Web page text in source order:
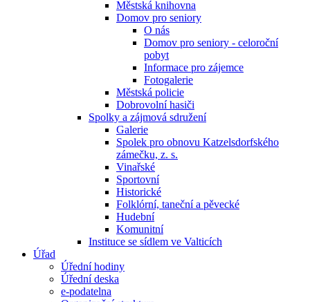
Městská knihovna
Domov pro seniory
O nás
Domov pro seniory - celoroční
pobyt
Informace pro zájemce
Fotogalerie
Městská policie
Dobrovolní hasiči
Spolky a zájmová sdružení
Galerie
Spolek pro obnovu Katzelsdorfského
zámečku, z. s.
Vinařské
Sportovní
Historické
Folklórní, taneční a pěvecké
Hudební
Komunitní
Instituce se sídlem ve Valticích
Úřad
Úřední hodiny
Úřední deska
e-podatelna